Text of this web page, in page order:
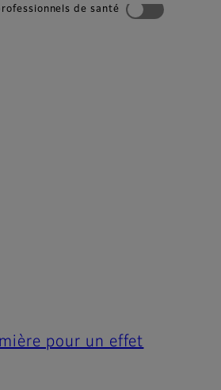
de santé
pour un effet